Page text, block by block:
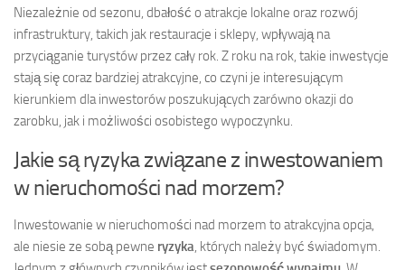
Niezależnie od sezonu, dbałość o atrakcje lokalne oraz rozwój
infrastruktury, takich jak restauracje i sklepy, wpływają na
przyciąganie turystów przez cały rok. Z roku na rok, takie inwestycje
stają się coraz bardziej atrakcyjne, co czyni je interesującym
kierunkiem dla inwestorów poszukujących zarówno okazji do
zarobku, jak i możliwości osobistego wypoczynku.
Jakie są ryzyka związane z inwestowaniem
w nieruchomości nad morzem?
Inwestowanie w nieruchomości nad morzem to atrakcyjna opcja,
ale niesie ze sobą pewne ryzyka, których należy być świadomym.